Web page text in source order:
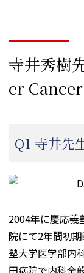
寺井秀樹
er
Q1 寺井先
2004年に慶応義
院にて2年間初
塾大学医学部内
田病院で内科全